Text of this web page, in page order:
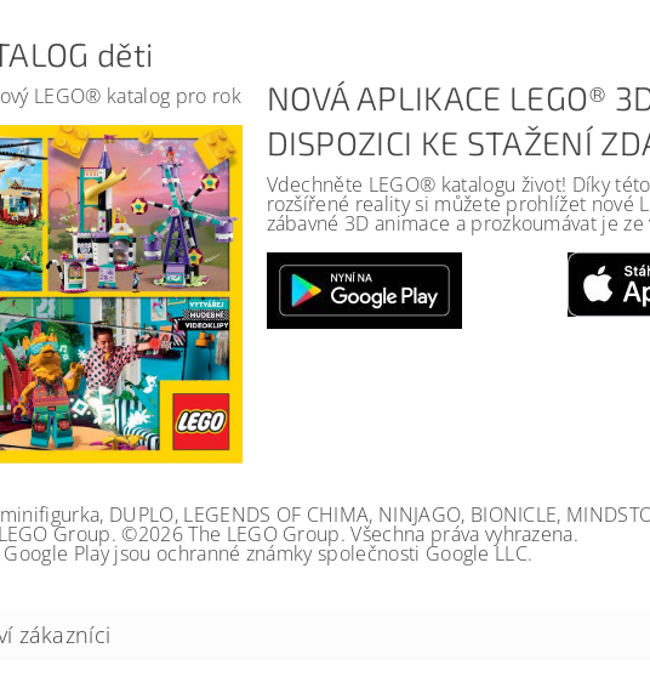
děti
LEGO® katalog pro rok
NOVÁ APLIKACE LEGO®
DISPOZICI KE STAŽENÍ
Vdechněte LEGO® katalogu život! Díky
rozšířené reality si můžete prohlížet nové
zábavné 3D animace a prozkoumávat je ze
DUPLO, LEGENDS OF CHIMA, NINJAGO, BIONICLE,
Group. ©2026 The LEGO Group. Všechna práva vyhrazena.
Play jsou ochranné známky společnosti Google LLC.